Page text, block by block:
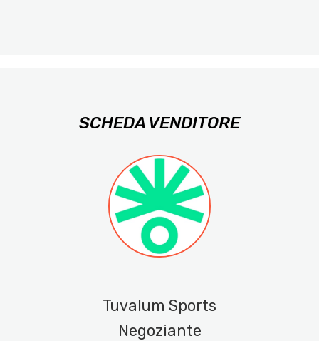
SCHEDA VENDITORE
Tuvalum Sports
Negoziante